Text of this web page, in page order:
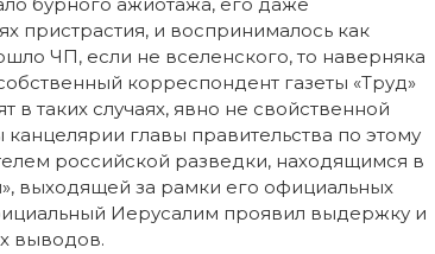
пристрастия, и воспринималось как
ЧП, если не вселенского, то наверняка
корреспондент газеты «Труд»
в таких случаях, явно не свойственной
главы правительства по этому
российской разведки, находящимся в
выходящей за рамки его официальных
Иерусалим проявил выдержку и
выводов.